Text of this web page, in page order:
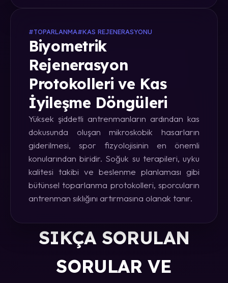
#TOPARLANMA#KAS REJENERASYONU
Biyometrik
Rejenerasyon
Protokolleri ve Kas
İyileşme Döngüleri
Yüksek şiddetli antrenmanların ardından kas
dokusunda oluşan mikroskobik hasarların
giderilmesi, spor fizyolojisinin en önemli
konularından biridir. Soğuk su terapileri, uyku
kalitesi takibi ve beslenme planlaması gibi
bütünsel toparlanma protokolleri, sporcuların
antrenman sıklığını artırmasına olanak tanır.
SIKÇA SORULAN
SORULAR VE